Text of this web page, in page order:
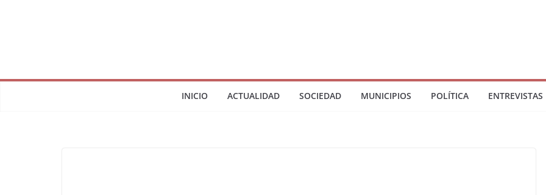
INICIO ACTUALIDAD SOCIEDAD MUNICIPIOS POLÍTICA ENTREVISTAS